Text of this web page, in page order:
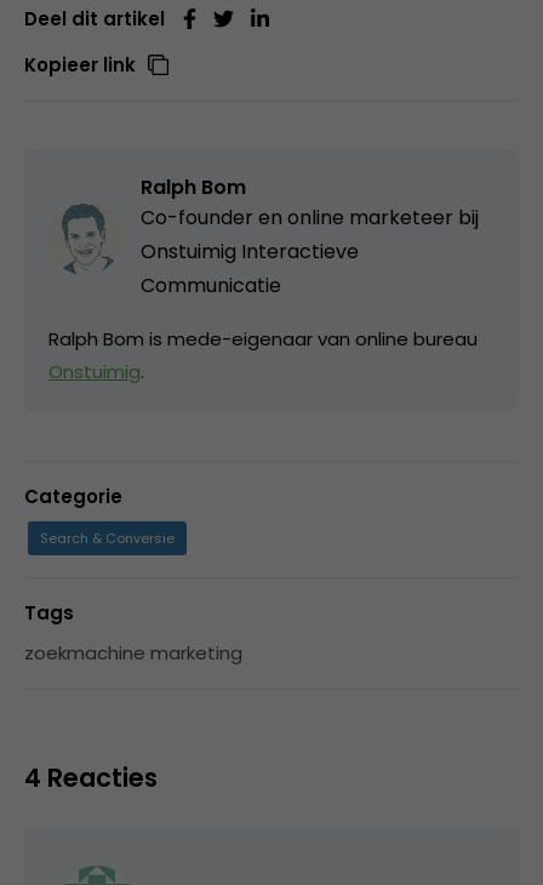
Deel dit artikel
Kopieer link
Ralph Bom
Co-founder en online marketeer bij
Onstuimig Interactieve
Communicatie
Ralph Bom is mede-eigenaar van online bureau
Onstuimig.
Categorie
Search & Conversie
Tags
zoekmachine marketing
4 Reacties